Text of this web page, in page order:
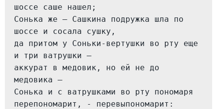
шоссе саше нашел;
Сонька же — Сашкина подружка шла по
шоссе и сосала сушку,
да притом у Соньки-вертушки во рту еще
и три ватрушки —
аккурат в медовик, но ей не до
медовика —
Сонька и с ватрушками во рту пономаря
перепономарит, - перевыпономарит: